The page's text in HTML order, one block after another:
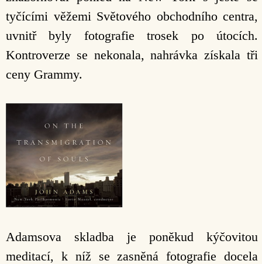
tyčícími věžemi Světového obchodního centra,
uvnitř byly fotografie trosek po útocích.
Kontroverze se nekonala, nahrávka získala tři
ceny Grammy.
Adamsova skladba je poněkud kýčovitou
meditací, k níž se zasněná fotografie docela